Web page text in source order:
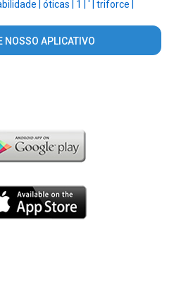
| óticas | 1 | ' | triforce |
NOSSO APLICATIVO